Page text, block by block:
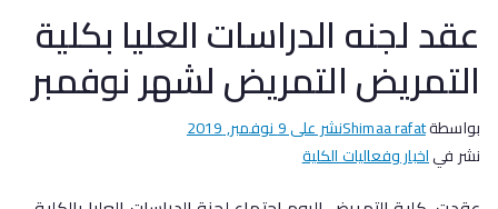
عقد لجنه الدراسات العليا بكلية
التمريض التمريض لشهر نوفمبر
بواسطةShimaa rafatنشر على9 نوفمبر, 2019
نشر فياخبار وفعاليات الكلية